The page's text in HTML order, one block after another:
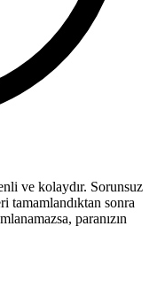
ve kolaydır. Sorunsuz
tamamlandıktan sonra
paranızın